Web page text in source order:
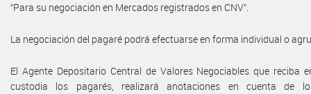
“Para su negociación en Mercados registrados en CNV”.
La negociación del pagaré podrá efectuarse en forma individual o
El Agente Depositario Central de Valores Negociables que reciba
custodia los pagarés, realizará anotaciones en cuenta de